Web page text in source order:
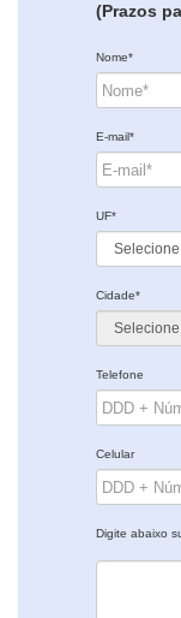
(Prazos
Nome*
E-mail*
UF*
Cidade*
Telefone
Celular
Digite abaixo